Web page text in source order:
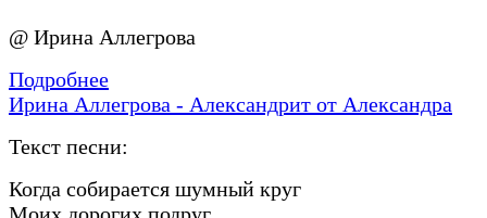
@ Ирина Аллегрова
Подробнее
Ирина Аллегрова - Александрит от Александра
Текст песни:
Когда собирается шумный круг